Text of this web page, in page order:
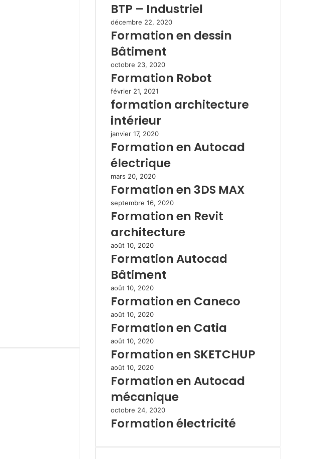
BTP – Industriel
décembre 22, 2020
Formation en dessin
Bâtiment
octobre 23, 2020
Formation Robot
février 21, 2021
formation architecture
intérieur
janvier 17, 2020
Formation en Autocad
électrique
mars 20, 2020
Formation en 3DS MAX
septembre 16, 2020
Formation en Revit
architecture
août 10, 2020
Formation Autocad
Bâtiment
août 10, 2020
Formation en Caneco
août 10, 2020
Formation en Catia
août 10, 2020
Formation en SKETCHUP
août 10, 2020
Formation en Autocad
mécanique
octobre 24, 2020
Formation électricité